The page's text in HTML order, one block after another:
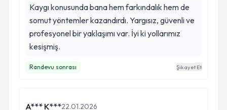
Kaygı konusunda bana hem farkındalık hem de
somut yöntemler kazandırdı. Yargısız, güvenli ve
profesyonel bir yaklaşımı var. İyi ki yollarımız
kesişmiş.
Randevu sonrası Şikayet Et
A*** K***22.01.2026